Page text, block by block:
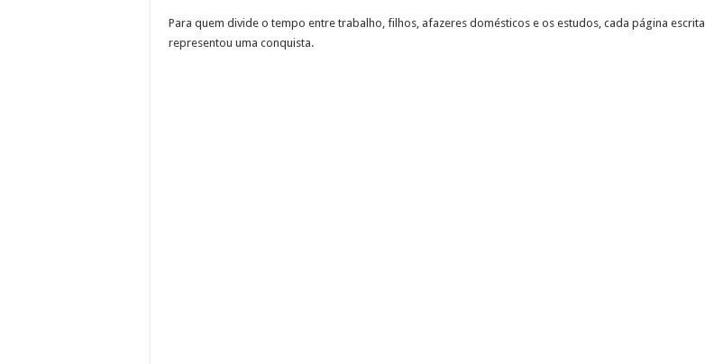
Para quem divide o tempo entre trabalho, filhos, afazeres domésticos e os estudos, cada página escrita
representou uma conquista.